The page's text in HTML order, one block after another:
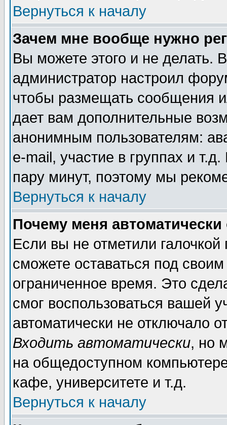
Вернуться к началу
Зачем мне вообще нужно
Вы можете этого и не делать.
администратор настроил
чтобы размещать сообщения
дает вам дополнительные
анонимным пользователям:
e-mail, участие в группах и
пару минут, поэтому мы
Вернуться к началу
Почему меня автоматически
Если вы не отметили галочкой
сможете оставаться под
ограниченное время. Это
смог воспользоваться вашей
автоматически не отключало
Входить автоматически, но
на общедоступном
кафе, университете и т.д.
Вернуться к началу